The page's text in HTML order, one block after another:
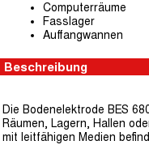
Computerräume
Fasslager
Auffangwannen
Beschreibung
Die Bodenelektrode BES
Räumen, Lagern, Hallen
mit leitfähigen Medien